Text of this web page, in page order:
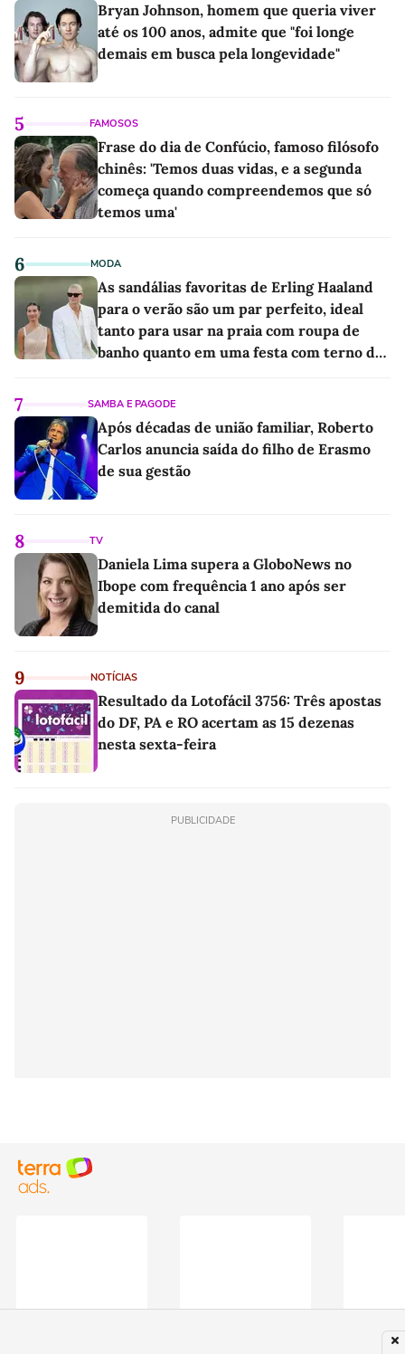
Bryan Johnson, homem que queria viver
até os 100 anos, admite que "foi longe
demais em busca pela longevidade"
5 FAMOSOS
Frase do dia de Confúcio, famoso filósofo
chinês: 'Temos duas vidas, e a segunda
começa quando compreendemos que só
temos uma'
6 MODA
As sandálias favoritas de Erling Haaland
para o verão são um par perfeito, ideal
tanto para usar na praia com roupa de
banho quanto em uma festa com terno de
7 SAMBA E PAGODE
Após décadas de união familiar, Roberto
Carlos anuncia saída do filho de Erasmo
de sua gestão
8 TV
Daniela Lima supera a GloboNews no
Ibope com frequência 1 ano após ser
demitida do canal
9 NOTÍCIAS
Resultado da Lotofácil 3756: Três apostas
do DF, PA e RO acertam as 15 dezenas
nesta sexta-feira
PUBLICIDADE